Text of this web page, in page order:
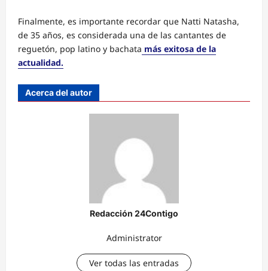
Finalmente, es importante recordar que Natti Natasha,
de 35 años, es considerada una de las cantantes de
reguetón, pop latino y bachata más exitosa de la
actualidad.
Acerca del autor
Redacción 24Contigo
Administrator
Ver todas las entradas